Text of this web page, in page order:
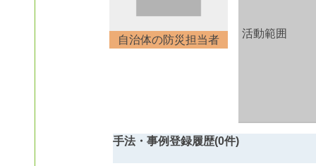
自治体の防災担当者
活動範囲
手法・事例登録履歴(0件)